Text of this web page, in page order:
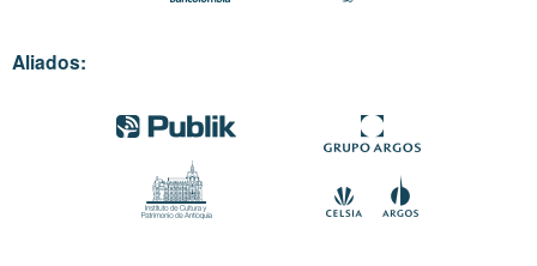
Aliados: